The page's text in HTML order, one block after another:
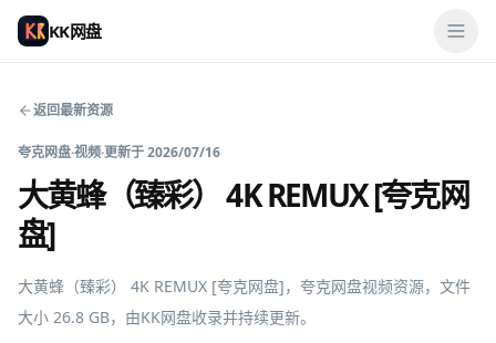
KK网盘
返回最新资源
夸克网盘·视频·更新于2026/07/16
大黄蜂（臻彩） 4K REMUX [夸克网
盘]
大黄蜂（臻彩） 4K REMUX [夸克网盘]，夸克网盘视频资源，文件
大小 26.8 GB，由KK网盘收录并持续更新。